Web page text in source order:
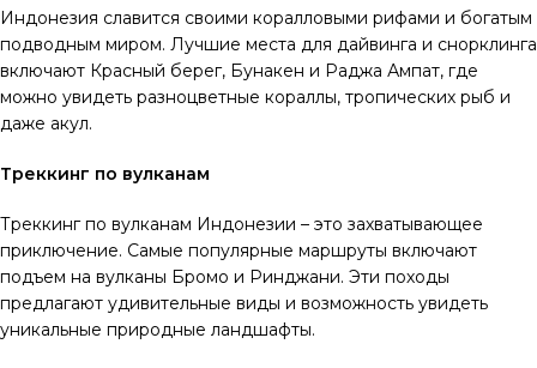
Индонезия славится своими коралловыми рифами и богатым
подводным миром. Лучшие места для дайвинга и снорклинга
включают Красный берег, Бунакен и Раджа Ампат, где
можно увидеть разноцветные кораллы, тропических рыб и
даже акул.
Треккинг по вулканам
Треккинг по вулканам Индонезии – это захватывающее
приключение. Самые популярные маршруты включают
подъем на вулканы Бромо и Ринджани. Эти походы
предлагают удивительные виды и возможность увидеть
уникальные природные ландшафты.